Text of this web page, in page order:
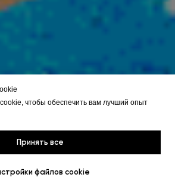
чтобы обеспечить вам лучший опыт
Принять все
файлов cookie